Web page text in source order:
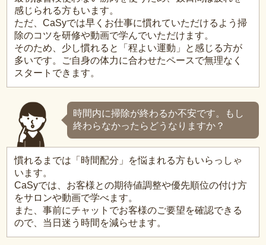
感じられる方もいます。
ただ、CaSyでは早くお仕事に慣れていただけるよう掃
除のコツを研修や動画で学んでいただけます。
そのため、少し慣れると「程よい運動」と感じる方が
多いです。ご自身の体力に合わせたペースで無理なく
スタートできます。
時間内に掃除が終わるか不安です。もし
終わらなかったらどうなりますか？
慣れるまでは「時間配分」を悩まれる方もいらっしゃ
います。
CaSyでは、お客様との期待値調整や優先順位の付け方
をサロンや動画で学べます。
また、事前にチャットでお客様のご要望を確認できる
ので、当日迷う時間を減らせます。